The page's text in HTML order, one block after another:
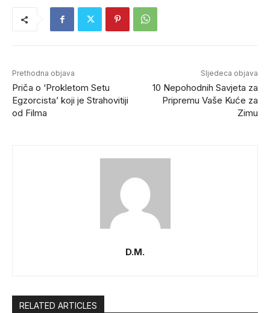
Prethodna objava
Priča o ‘Prokletom Setu
Egzorcista’ koji je Strahovitiji
od Filma
Sljedeca objava
10 Nepohodnih Savjeta za
Pripremu Vaše Kuće za
Zimu
D.M.
RELATED ARTICLES